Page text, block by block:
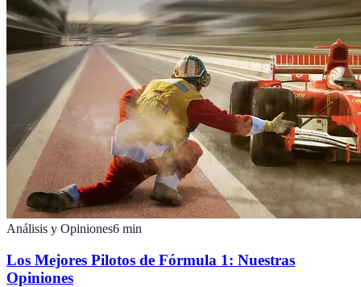
Análisis y Opiniones6 min
Los Mejores Pilotos de Fórmula 1: Nuestras
Opiniones